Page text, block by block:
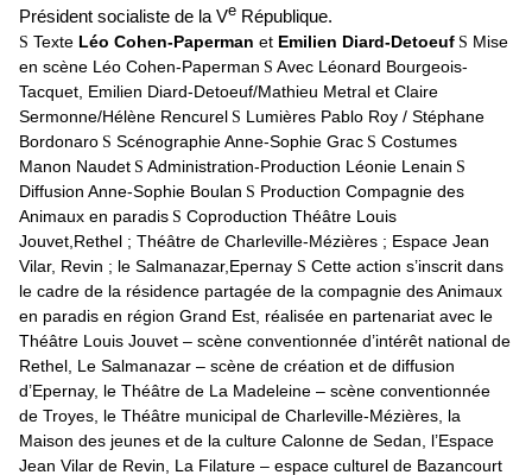
Président socialiste de la Ve République.
S Texte Léo Cohen-Paperman et Emilien Diard-Detoeuf S Mise
en scène Léo Cohen-Paperman S Avec Léonard Bourgeois-
Tacquet, Emilien Diard-Detoeuf/Mathieu Metral et Claire
Sermonne/Hélène Rencurel S Lumières Pablo Roy / Stéphane
Bordonaro S Scénographie Anne-Sophie Grac S Costumes
Manon Naudet S Administration-Production Léonie Lenain S
Diffusion Anne-Sophie Boulan S Production Compagnie des
Animaux en paradis S Coproduction Théâtre Louis
Jouvet,Rethel ; Théâtre de Charleville-Mézières ; Espace Jean
Vilar, Revin ; le Salmanazar,Epernay S Cette action s’inscrit dans
le cadre de la résidence partagée de la compagnie des Animaux
en paradis en région Grand Est, réalisée en partenariat avec le
Théâtre Louis Jouvet – scène conventionnée d’intérêt national de
Rethel, Le Salmanazar – scène de création et de diffusion
d’Epernay, le Théâtre de La Madeleine – scène conventionnée
de Troyes, le Théâtre municipal de Charleville-Mézières, la
Maison des jeunes et de la culture Calonne de Sedan, l’Espace
Jean Vilar de Revin, La Filature – espace culturel de Bazancourt